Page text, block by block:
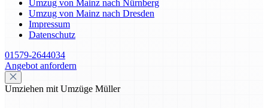
Umzug von Mainz nach Nürnberg
Umzug von Mainz nach Dresden
Impressum
Datenschutz
01579-2644034
Angebot anfordern
Umziehen mit Umzüge Müller